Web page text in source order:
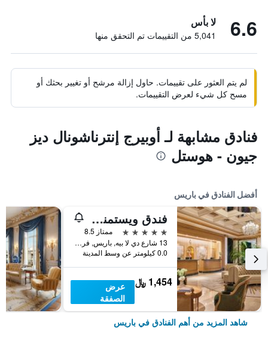
6.6 لا بأس
5,041 من التقييمات تم التحقق منها
لم يتم العثور على تقييمات. حاول إزالة مرشح أو تغيير بحثك أو
مسح كل شيء لعرض التقييمات.
فنادق مشابهة لـ أوبيرج إنترناشونال ديز
جيون - هوستل
أفضل الفنادق في باريس
فندق ويستمنستر
5 نجوم
ممتاز 8.5
13 شارع دي لا بيه, باريس, فرنسا
0.0 كيلومتر عن وسط المدينة
1,454 ﷼
عرض
الصفقة
شاهد المزيد من أهم الفنادق في باريس